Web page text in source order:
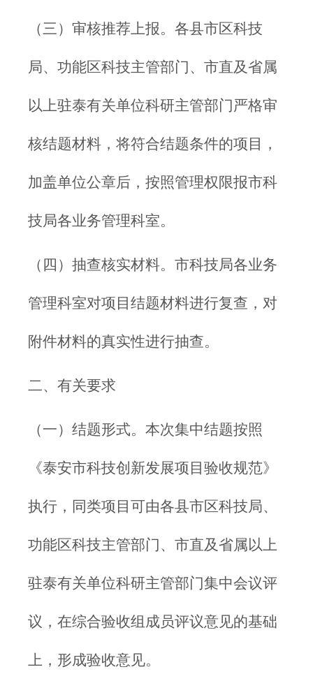
（三）审核推荐上报。各县市区科技
局、功能区科技主管部门、市直及省属
以上驻泰有关单位科研主管部门严格审
核结题材料，将符合结题条件的项目，
加盖单位公章后，按照管理权限报市科
技局各业务管理科室。
（四）抽查核实材料。市科技局各业务
管理科室对项目结题材料进行复查，对
附件材料的真实性进行抽查。
二、有关要求
（一）结题形式。本次集中结题按照
《泰安市科技创新发展项目验收规范》
执行，同类项目可由各县市区科技局、
功能区科技主管部门、市直及省属以上
驻泰有关单位科研主管部门集中会议评
议，在综合验收组成员评议意见的基础
上，形成验收意见。